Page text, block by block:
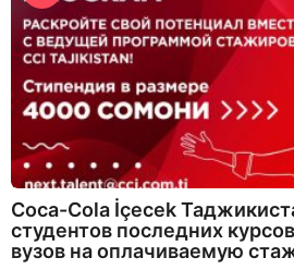
Coca-Cola İçecek
студентов последних
вузов на оплачиваемую